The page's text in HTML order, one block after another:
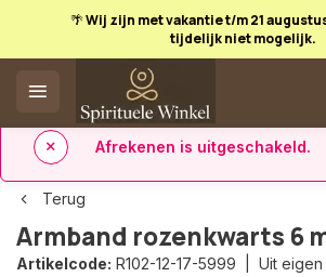
🌴 Wij zijn met vakantie t/m 21
tijdelijk niet mogelijk.
✅ 14 dagen retourrecht ✅ Direct uit
Afrekenen is uitgeschakeld.
Terug
Armband rozenkwarts 6
Artikelcode: R102-12-17-5999 | Uit